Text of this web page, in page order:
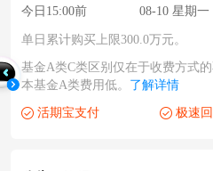
今日15:00前 08-10 星期一
单日累计购买上限300.0万元。
基金A类C类区别仅在于收费方式
本基金A类费用低。 了解详情
活期宝支付 极速